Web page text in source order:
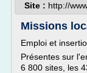
Site : http://
Missions
Emploi et
Présentes sur
6 800 sites, les